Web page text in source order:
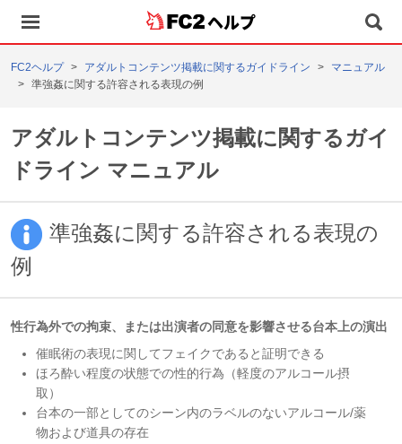
ヘルプ
FC2ヘルプ アダルトコンテンツ掲載に関するガイドライン
マニュアル
準強姦に関する許容される表現の例
アダルトコンテンツ掲載に関するガイ
ドライン マニュアル
準強姦に関する許容される表現の
例
性行為外での拘束、または出演者の同意を影響させる台本上の演出
催眠術の表現に関してフェイクであると証明できる
ほろ酔い程度の状態での性的行為（軽度のアルコール摂
取）
台本の一部としてのシーン内のラベルのないアルコール/薬
物および道具の存在